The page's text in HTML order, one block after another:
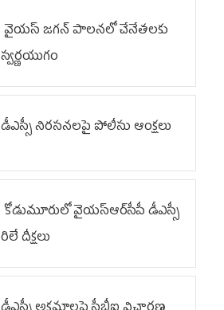
వైయ‌స్ జగన్ పాలనలో చేనేతలకు
స్వర్ణయుగం
డీఎస్సీ నిరసనలపై పోలీసు ఆంక్షలు
కోడుమూరులో వైయ‌స్ఆర్‌సీపీ డీఎస్సీ
రిలే దీక్షలు